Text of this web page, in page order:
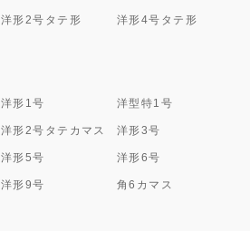
洋形2号タテ形 洋形4号タテ形
洋形1号 洋型特1号
洋形2号タテカマス 洋形3号
洋形5号 洋形6号
洋形9号 角6カマス